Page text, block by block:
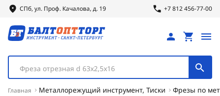
СПб, ул. Проф. Качалова, д. 19 +7 812 456-77-00
Фреза отрезная d 63х2,5х16
Главная Металлорежущий инструмент, Тиски Фрезы по